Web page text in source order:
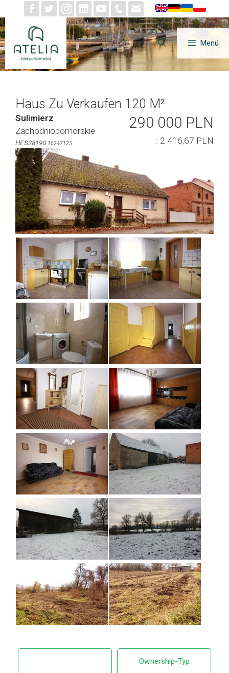
Inhalt
springen
Menü
Haus Zu Verkaufen 120 M²
Sulimierz
Zachodniopomorskie
HES28190 10247125
290 000 PLN
: 2 416,67 PLN
Ownership-Typ